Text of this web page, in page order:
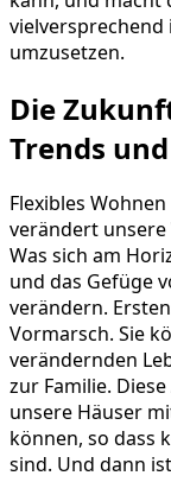
vielversprechend
umzusetzen.
Die
Trends
Flexibles
verändert
Was sich am
und das Gefüge
verändern.
Vormarsch. Sie
verändernden
zur Familie.
unsere Häuser
können, so dass
sind. Und dann